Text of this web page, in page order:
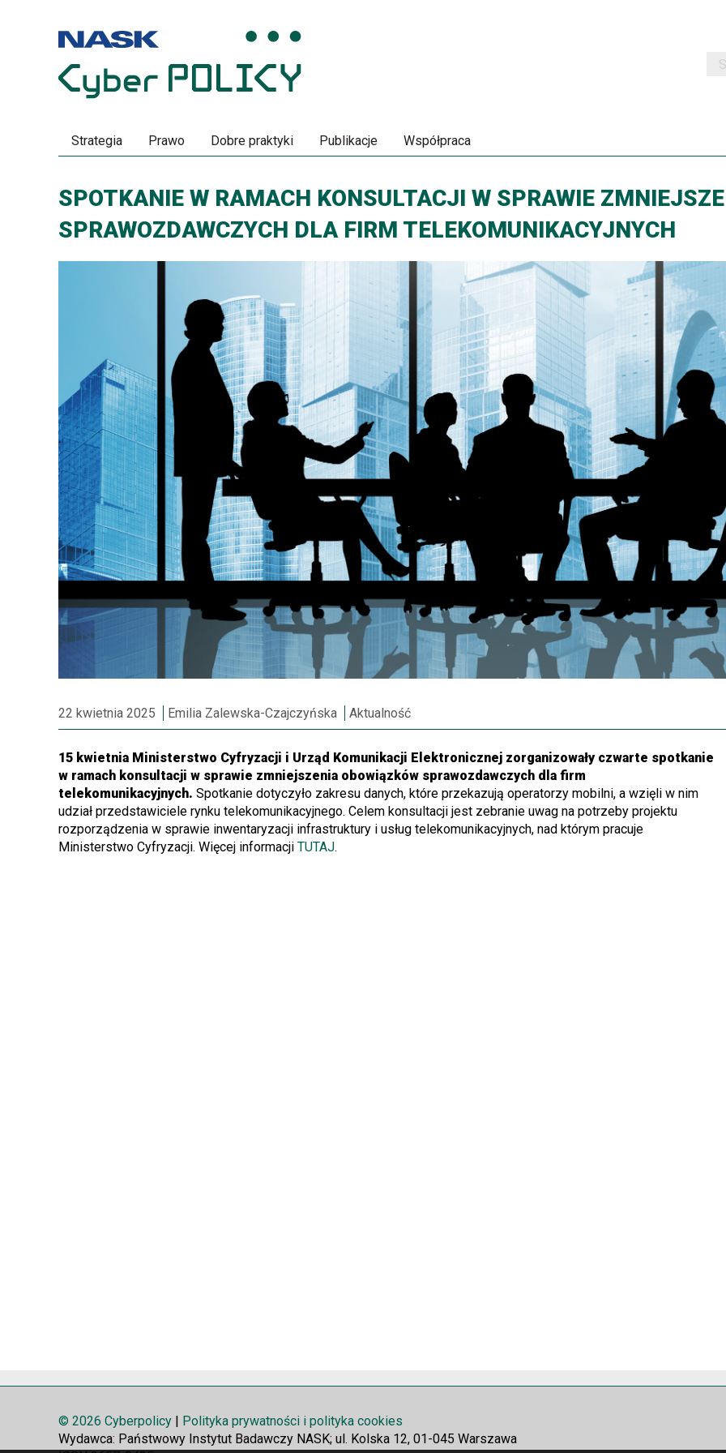
Przeskocz
Przeskocz
Strategia Prawo Dobre praktyki Publikacje Współpraca
SPOTKANIE W RAMACH KONSULTACJI W SPRAWIE
SPRAWOZDAWCZYCH DLA FIRM TELEKOMUNIKACYJNYCH
22 kwietnia 2025 Emilia Zalewska-Czajczyńska Aktualność
15 kwietnia Ministerstwo Cyfryzacji i Urząd Komunikacji Elektronicznej zorganizowały czwarte spotkanie
w ramach konsultacji w sprawie zmniejszenia obowiązków sprawozdawczych dla firm
telekomunikacyjnych. Spotkanie dotyczyło zakresu danych, które przekazują operatorzy mobilni, a wzięli w nim
udział przedstawiciele rynku telekomunikacyjnego. Celem konsultacji jest zebranie uwag na potrzeby projektu
rozporządzenia w sprawie inwentaryzacji infrastruktury i usług telekomunikacyjnych, nad którym pracuje
Ministerstwo Cyfryzacji. Więcej informacji TUTAJ.
© 2026 Cyberpolicy | Polityka prywatności i polityka cookies
Wydawca: Państwowy Instytut Badawczy NASK; ul. Kolska 12, 01-045 Warszawa